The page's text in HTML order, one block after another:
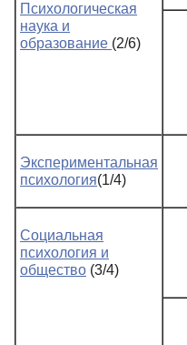
Психологическая
наука и
образование (2/6)
Экспериментальная
психология(1/4)
Социальная
психология и
общество (3/4)